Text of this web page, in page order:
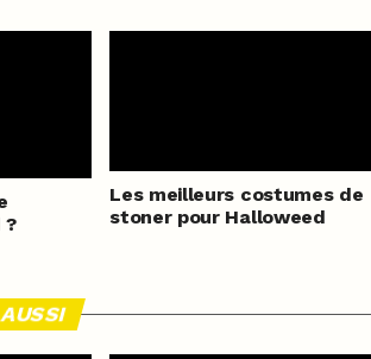
?
Les meilleurs costumes de
stoner pour Halloweed